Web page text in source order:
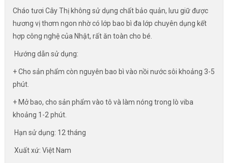
Cháo tươi Cây Thị không sử dụng chất bảo quản, lưu giữ được
hương vị thơm ngon nhờ có lớp bao bì đa lớp chuyên dụng kết
hợp công nghệ của Nhật, rất ăn toàn cho bé.
️ Hướng dẫn sử dụng:
+ Cho sản phẩm còn nguyên bao bì vào nồi nước sôi khoảng 3-5
phút.
+ Mở bao, cho sản phẩm vào tô và làm nóng trong lò viba
khoảng 1-2 phút.
️ Hạn sử dụng: 12 tháng
️ Xuất xứ: Việt Nam